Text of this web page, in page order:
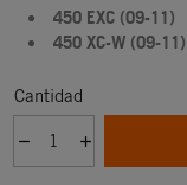
450 EXC (09-11)
450 XC-W (09-11)
Cantidad